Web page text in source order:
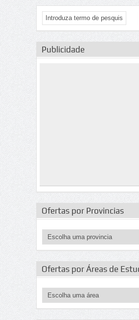
Publicidade
Ofertas por Provincias
Ofertas por Áreas de